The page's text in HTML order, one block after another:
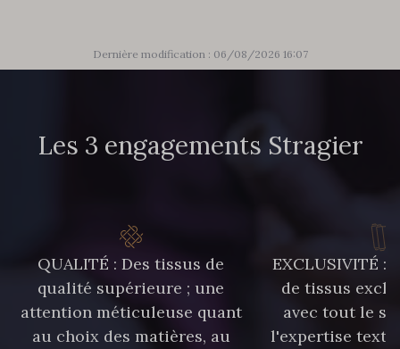
Dernière modification : 06/08/2026 16:07
Les 3 engagements Stragier
QUALITÉ : Des tissus de
qualité supérieure ; une
attention méticuleuse quant
au choix des matières, au
EXCLUSIVITÉ :
de tissus
avec tout le
l'expertise